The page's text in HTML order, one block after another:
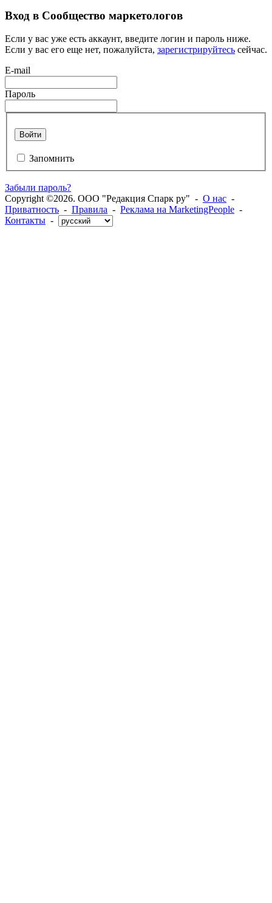
Вход в Сообщество маркетологов
Если у вас уже есть аккаунт, введите логин и пароль ниже.
Если у вас его еще нет, пожалуйста, зарегистрируйтесь сейчас.
E-mail
Пароль
Войти
Запомнить
Забыли пароль?
Copyright ©2026. ООО "Редакция Спарк ру" - О нас -
Приватность - Правила - Реклама на MarketingPeople -
Контакты -